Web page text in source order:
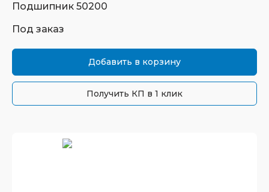
Подшипник 50200
Под заказ
Добавить в корзину
Получить КП в 1 клик